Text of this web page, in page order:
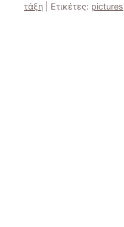
τάξη
Ετικέτες: pictures